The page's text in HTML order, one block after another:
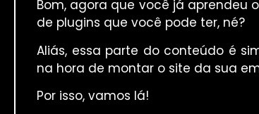
Bom, agora que você já aprendeu
de plugins que você pode ter, né?
Aliás, essa parte do conteúdo é
na hora de montar o site da sua
Por isso, vamos lá!